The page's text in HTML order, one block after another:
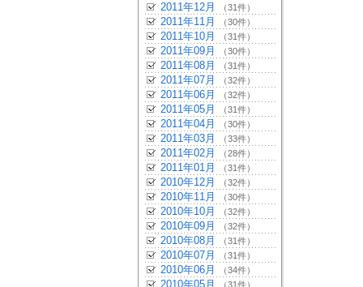
2011年12月 （31件）
2011年11月 （30件）
2011年10月 （31件）
2011年09月 （30件）
2011年08月 （31件）
2011年07月 （32件）
2011年06月 （32件）
2011年05月 （31件）
2011年04月 （30件）
2011年03月 （33件）
2011年02月 （28件）
2011年01月 （31件）
2010年12月 （32件）
2010年11月 （30件）
2010年10月 （32件）
2010年09月 （32件）
2010年08月 （31件）
2010年07月 （31件）
2010年06月 （34件）
2010年05月 （31件）